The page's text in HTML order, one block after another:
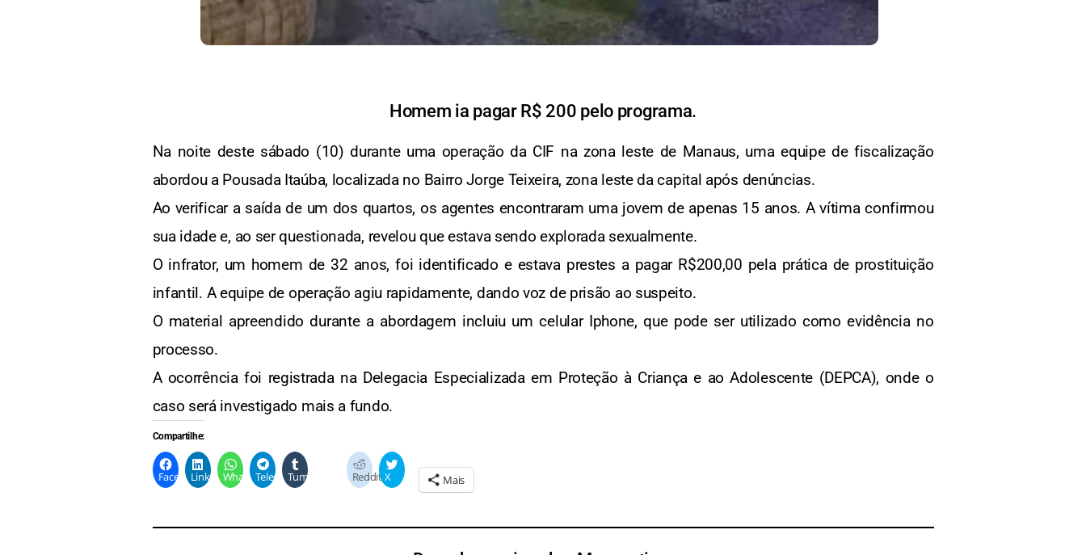
Homem ia pagar R$ 200 pelo programa.
Na noite deste sábado (10) durante uma operação da CIF na zona leste de Manaus, uma equipe de fiscalização
abordou a Pousada Itaúba, localizada no Bairro Jorge Teixeira, zona leste da capital após denúncias.
Ao verificar a saída de um dos quartos, os agentes encontraram uma jovem de apenas 15 anos. A vítima confirmou
sua idade e, ao ser questionada, revelou que estava sendo explorada sexualmente.
O infrator, um homem de 32 anos, foi identificado e estava prestes a pagar R$200,00 pela prática de prostituição
infantil. A equipe de operação agiu rapidamente, dando voz de prisão ao suspeito.
O material apreendido durante a abordagem incluiu um celular Iphone, que pode ser utilizado como evidência no
processo.
A ocorrência foi registrada na Delegacia Especializada em Proteção à Criança e ao Adolescente (DEPCA), onde o
caso será investigado mais a fundo.
Compartilhe:
FacebookLinkedInWhatsAppTelegramTumblr MastodonReddit X Mais